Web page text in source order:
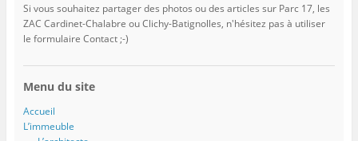
Si vous souhaitez partager des photos ou des articles sur Parc 17, les
ZAC Cardinet-Chalabre ou Clichy-Batignolles, n'hésitez pas à utiliser
le formulaire Contact ;-)
Menu du site
Accueil
L’immeuble